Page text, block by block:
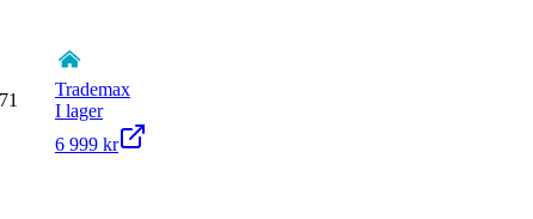
71
Trademax
I lager
6 999 kr